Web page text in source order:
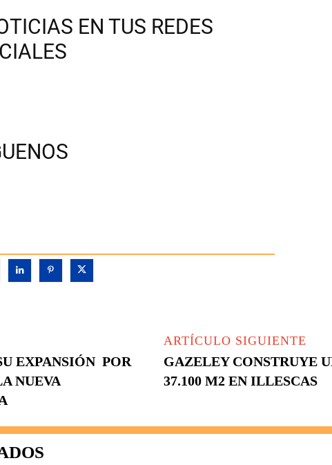
EN TUS REDES
EXPANSIÓN POR
NUEVA
ARTÍCULO SIGUIENTE
GAZELEY CONSTRUYE
37.100 M2 EN ILLESCAS